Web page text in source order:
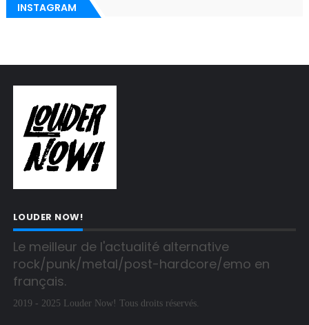
INSTAGRAM
LOUDER NOW!
Le meilleur de l'actualité alternative
rock/punk/metal/post-hardcore/emo en
français.
2019 - 2025 Louder Now! Tous droits réservés.